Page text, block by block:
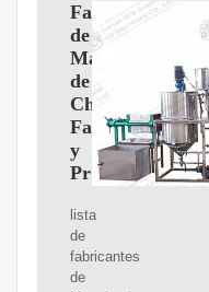
Fabricantes
de
Maquinaria
de
China,
Fabricantes
y
Proveedores
lista
de
fabricantes
de